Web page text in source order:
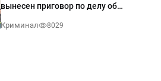
вынесен приговор по делу об
Ташкенте
Криминал 8029